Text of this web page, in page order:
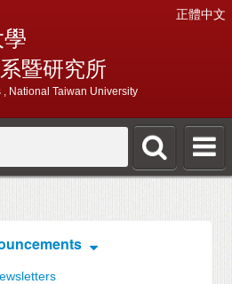
正體中文
暨研究所
, National Taiwan University